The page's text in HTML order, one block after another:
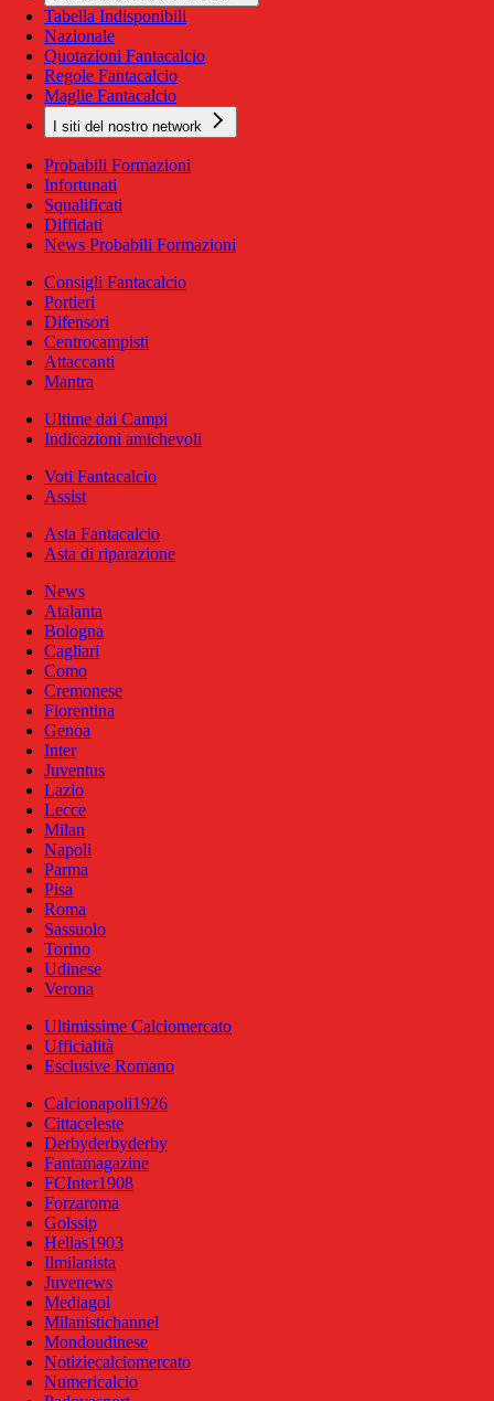
Tabella Indisponibili
Nazionale
Quotazioni Fantacalcio
Regole Fantacalcio
Maglie Fantacalcio
I siti del nostro network
Probabili Formazioni
Infortunati
Squalificati
Diffidati
News Probabili Formazioni
Consigli Fantacalcio
Portieri
Difensori
Centrocampisti
Attaccanti
Mantra
Ultime dai Campi
Indicazioni amichevoli
Voti Fantacalcio
Assist
Asta Fantacalcio
Asta di riparazione
News
Atalanta
Bologna
Cagliari
Como
Cremonese
Fiorentina
Genoa
Inter
Juventus
Lazio
Lecce
Milan
Napoli
Parma
Pisa
Roma
Sassuolo
Torino
Udinese
Verona
Ultimissime Calciomercato
Ufficialità
Esclusive Romano
Calcionapoli1926
Cittaceleste
Derbyderbyderby
Fantamagazine
FCInter1908
Forzaroma
Golssip
Hellas1903
Ilmilanista
Juvenews
Mediagol
Milanistichannel
Mondoudinese
Notiziecalciomercato
Numericalcio